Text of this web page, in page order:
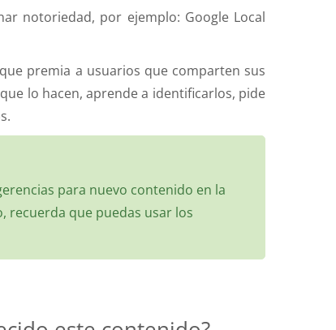
notoriedad, por ejemplo: Google Local
premia a usuarios que comparten sus
lo hacen, aprende a identificarlos, pide
para nuevo contenido en la
recuerda que puedas usar los